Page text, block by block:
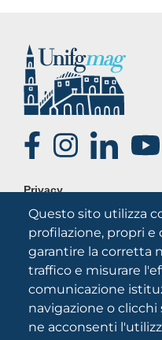
Questo sito utilizza
profilazione, propri e
garantire la corretta
traffico e misurare
comunicazione
navigazione o
ne acconsenti
SOCIAL
FOOTER
Privacy
Note legali
Credits
Chi siamo